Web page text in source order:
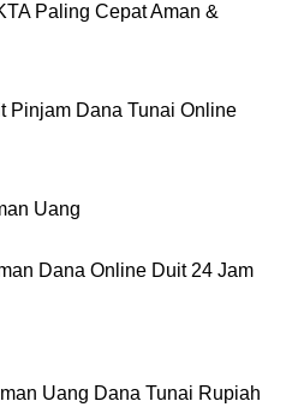
Paling Cepat Aman &
Pinjam Dana Tunai Online
Uang
Dana Online Duit 24 Jam
Uang Dana Tunai Rupiah